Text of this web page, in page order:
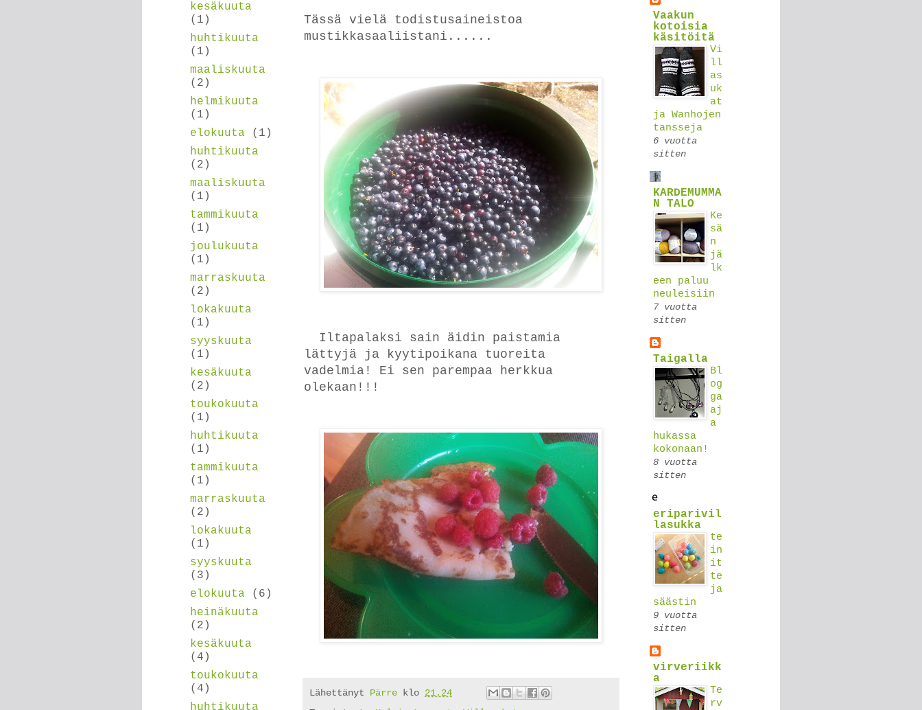
Tässä vielä todistusaineistoa
mustikkasaaliistani......
Iltapalaksi sain äidin paistamia
lättyjä ja kyytipoikana tuoreita
vadelmia! Ei sen parempaa herkkua
olekaan!!!
Lähettänyt Pärre klo 21.24
kesäkuuta
(1)
huhtikuuta
(1)
maaliskuuta
(2)
helmikuuta
(1)
elokuuta (1)
huhtikuuta
(2)
maaliskuuta
(1)
tammikuuta
(1)
joulukuuta
(1)
marraskuuta
(2)
lokakuuta
(1)
syyskuuta
(1)
kesäkuuta
(2)
toukokuuta
(1)
huhtikuuta
(1)
tammikuuta
(1)
marraskuuta
(2)
lokakuuta
(1)
syyskuuta
(3)
elokuuta (6)
heinäkuuta
(2)
kesäkuuta
(4)
toukokuuta
(4)
huhtikuuta
Vaakun
kotoisia
käsitöitä
Vi
ll
as
uk
at
ja Wanhojen
tansseja
6 vuotta
sitten
KARDEMUMMA
N TALO
Ke
sä
n
jä
lk
een paluu
neuleisiin
7 vuotta
sitten
Taigalla
Bl
og
ga
aj
a
hukassa
kokonaan!
8 vuotta
sitten
eriparivil
lasukka
te
in
it
te
ja
säästin
9 vuotta
sitten
virveriikk
a
Te
rv